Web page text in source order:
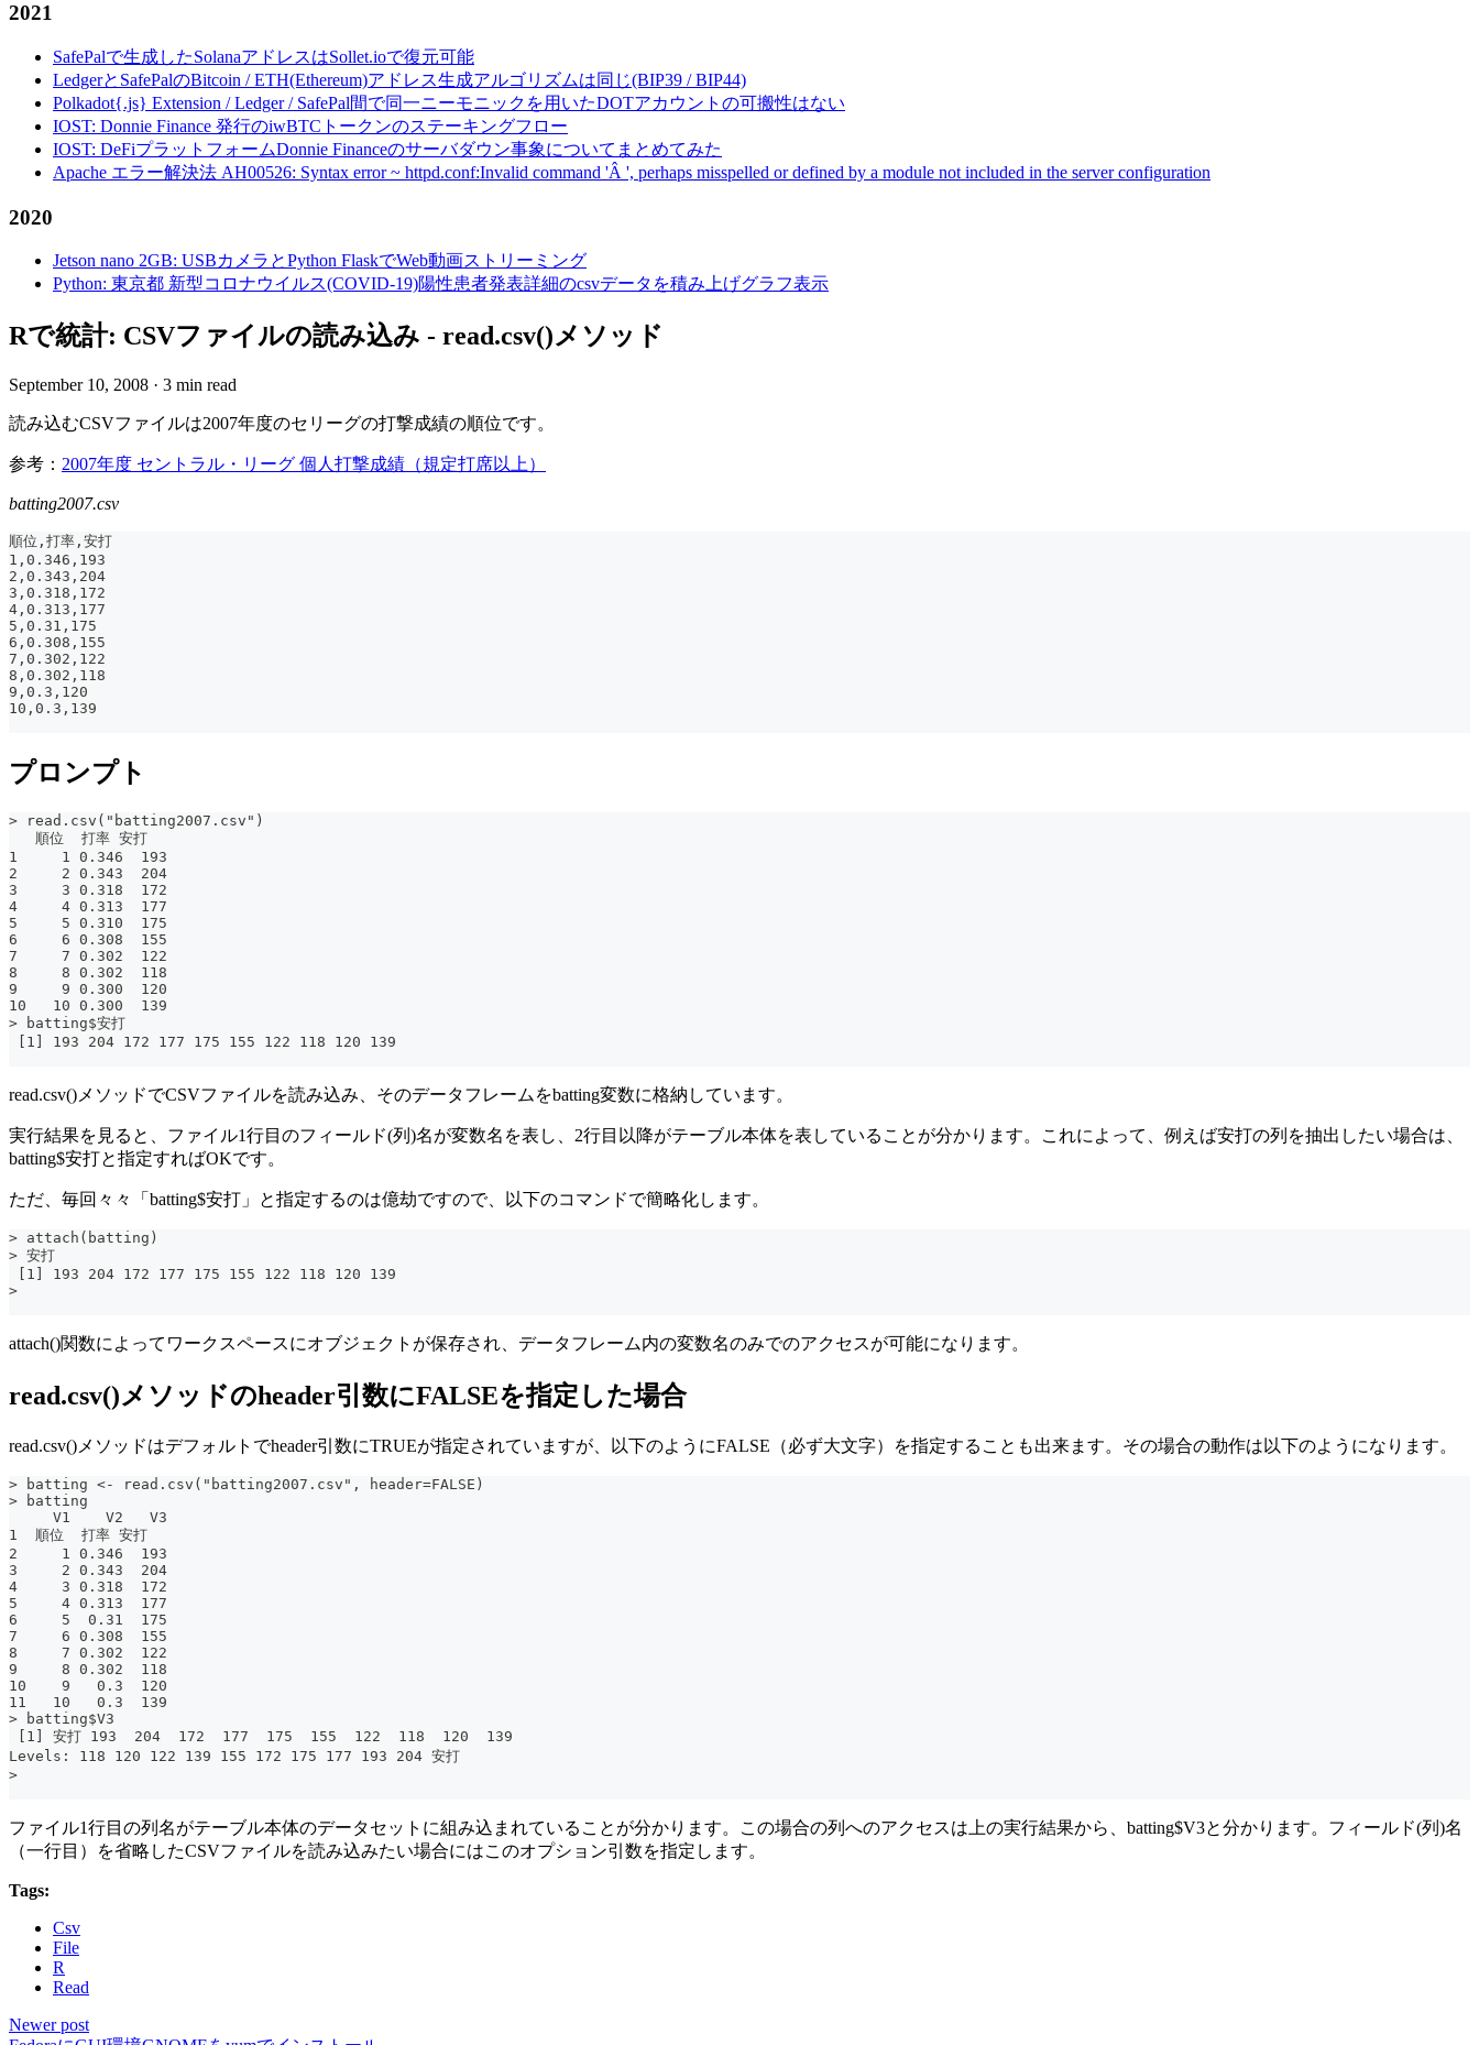
2021
SafePalで生成したSolanaアドレスはSollet.ioで復元可能
LedgerとSafePalのBitcoin / ETH(Ethereum)アドレス生成アルゴリズムは同じ(BIP39 / BIP44)
Polkadot{.js} Extension / Ledger / SafePal間で同一ニーモニックを用いたDOTアカウントの可搬性はない
IOST: Donnie Finance 発行のiwBTCトークンのステーキングフロー
IOST: DeFiプラットフォームDonnie Financeのサーバダウン事象についてまとめてみた
Apache エラー解決法 AH00526: Syntax error ~ httpd.conf:Invalid command 'Â ', perhaps misspelled or defined by a module not included in the server configuration
2020
Jetson nano 2GB: USBカメラとPython FlaskでWeb動画ストリーミング
Python: 東京都 新型コロナウイルス(COVID-19)陽性患者発表詳細のcsvデータを積み上げグラフ表示
Rで統計: CSVファイルの読み込み - read.csv()メソッド
September 10, 2008 · 3 min read
読み込むCSVファイルは2007年度のセリーグの打撃成績の順位です。
参考： 2007年度 セントラル・リーグ 個人打撃成績（規定打席以上）
batting2007.csv
順位,打率,安打
1,0.346,193
2,0.343,204
3,0.318,172
4,0.313,177
5,0.31,175
6,0.308,155
7,0.302,122
8,0.302,118
9,0.3,120
10,0.3,139
プロンプト
> read.csv("batting2007.csv")
   順位  打率 安打
1     1 0.346  193
2     2 0.343  204
3     3 0.318  172
4     4 0.313  177
5     5 0.310  175
6     6 0.308  155
7     7 0.302  122
8     8 0.302  118
9     9 0.300  120
10   10 0.300  139
> batting$安打
[1] 193 204 172 177 175 155 122 118 120 139
read.csv()メソッドでCSVファイルを読み込み、そのデータフレームをbatting変数に格納しています。
実行結果を見ると、ファイル1行目のフィールド(列)名が変数名を表し、2行目以降がテーブル本体を表していることが分かります。これによって、例えば安打の列を抽出したい場合は、
batting$安打と指定すればOKです。
ただ、毎回々々「batting$安打」と指定するのは億劫ですので、以下のコマンドで簡略化します。
> attach(batting)
> 安打
[1] 193 204 172 177 175 155 122 118 120 139
>
attach()関数によってワークスペースにオブジェクトが保存され、データフレーム内の変数名のみでのアクセスが可能になります。
read.csv()メソッドのheader引数にFALSEを指定した場合
read.csv()メソッドはデフォルトでheader引数にTRUEが指定されていますが、以下のようにFALSE（必ず大文字）を指定することも出来ます。その場合の動作は以下のようになります。
> batting <- read.csv("batting2007.csv", header=FALSE)
> batting
     V1    V2   V3
1  順位  打率 安打
2     1 0.346  193
3     2 0.343  204
4     3 0.318  172
5     4 0.313  177
6     5  0.31  175
7     6 0.308  155
8     7 0.302  122
9     8 0.302  118
10    9   0.3  120
11   10   0.3  139
> batting$V3
[1] 安打 193  204  172  177  175  155  122  118  120  139
Levels: 118 120 122 139 155 172 175 177 193 204 安打
>
ファイル1行目の列名がテーブル本体のデータセットに組み込まれていることが分かります。この場合の列へのアクセスは上の実行結果から、batting$V3と分かります。フィールド(列)名
（一行目）を省略したCSVファイルを読み込みたい場合にはこのオプション引数を指定します。
Tags:
Csv
File
R
Read
Newer post